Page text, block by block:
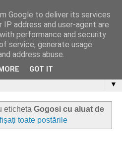
▼
eticheta Gogosi cu aluat de
toate postările
Google to deliver its services
IP address and user-agent are
performance and security
service, generate usage
address abuse.
GOT IT